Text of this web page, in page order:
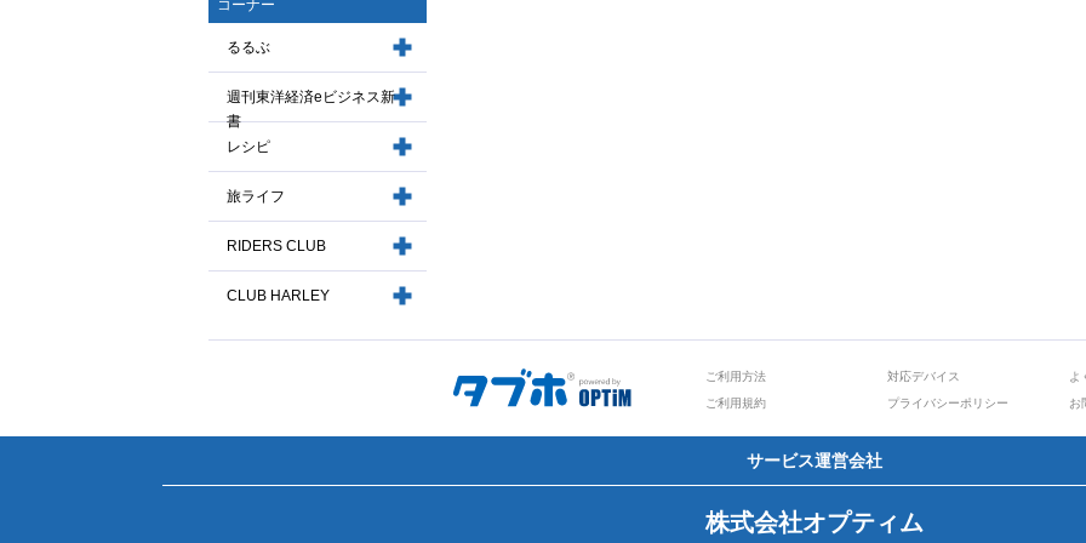
コーナー
るるぶ
週刊東洋経済eビジネス新
書
レシピ
旅ライフ
RIDERS CLUB
CLUB HARLEY
ご利用方法 対応デバイス
よ
ご利用規約
プライバシーポリシー お
サービス運営会社
株式会社オプティム